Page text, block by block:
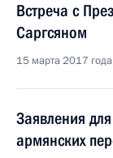
Встреча с
Саргсяном
15 марта 2017
Заявления
армянских